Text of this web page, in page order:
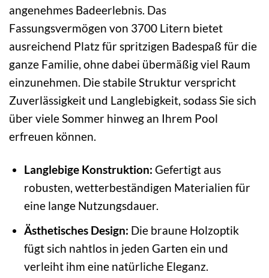
angenehmes Badeerlebnis. Das
Fassungsvermögen von 3700 Litern bietet
ausreichend Platz für spritzigen Badespaß für die
ganze Familie, ohne dabei übermäßig viel Raum
einzunehmen. Die stabile Struktur verspricht
Zuverlässigkeit und Langlebigkeit, sodass Sie sich
über viele Sommer hinweg an Ihrem Pool
erfreuen können.
Langlebige Konstruktion: Gefertigt aus
robusten, wetterbeständigen Materialien für
eine lange Nutzungsdauer.
Ästhetisches Design: Die braune Holzoptik
fügt sich nahtlos in jeden Garten ein und
verleiht ihm eine natürliche Eleganz.